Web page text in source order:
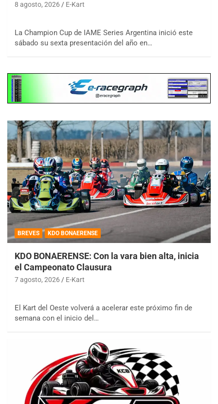
8 agosto, 2026 E-Kart
La Champion Cup de IAME Series Argentina inició este
sábado su sexta presentación del año en…
BREVES KDO BONAERENSE
KDO BONAERENSE: Con la vara bien alta, inicia
el Campeonato Clausura
7 agosto, 2026 E-Kart
El Kart del Oeste volverá a acelerar este próximo fin de
semana con el inicio del…